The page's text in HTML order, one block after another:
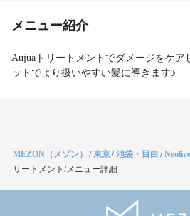
メニュー紹介
Aujuaトリートメントでダメージをケア
ットでより扱いやすい髪に導きます♪
MEZON（メゾン） /東京/池袋・目白 /
リートメント/メニュー詳細